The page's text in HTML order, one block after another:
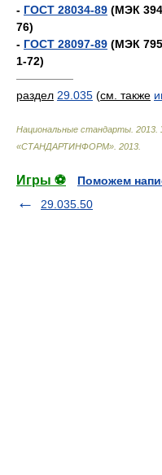
- ГОСТ 28034-89 (МЭК
76)
- ГОСТ 28097-89 (МЭК
1-72)
—————
раздел 29.035 (см. также
Национальные стандарты.
«СТАНДАРТИНФОРМ» 2013
Игры ⚽
Поможем
29.035.50